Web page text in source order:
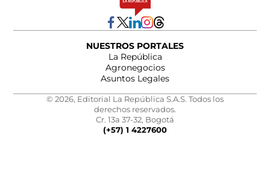
NUESTROS PORTALES
La República
Agronegocios
Asuntos Legales
© 2026, Editorial La República S.A.S. Todos los
derechos reservados.
Cr. 13a 37-32, Bogotá
(+57) 1 4227600